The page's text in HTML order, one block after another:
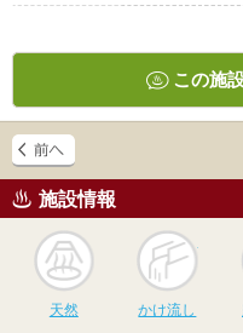
この施
施設情報
天然
かけ
かけ流し